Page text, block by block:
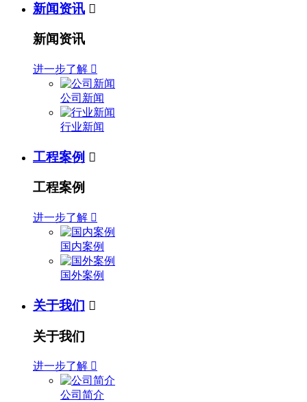
新闻资讯 
新闻资讯
进一步了解 
公司新闻
行业新闻
工程案例 
工程案例
进一步了解 
国内案例
国外案例
关于我们 
关于我们
进一步了解 
公司简介